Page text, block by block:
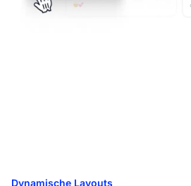
Dynamische Layouts